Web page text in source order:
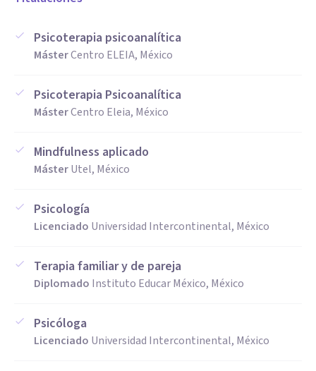
Psicoterapia psicoanalítica
MásterCentro ELEIA, México
Psicoterapia Psicoanalítica
MásterCentro Eleia, México
Mindfulness aplicado
MásterUtel, México
Psicología
Licenciado Universidad Intercontinental, México
Terapia familiar y de pareja
Diplomado Instituto Educar México, México
Psicóloga
Licenciado Universidad Intercontinental, México